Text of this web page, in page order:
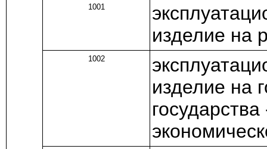
1001
изделие на
1002
изделие на